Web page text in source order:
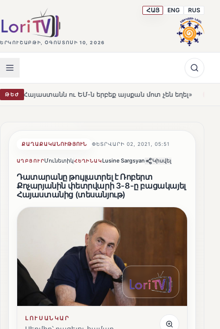
ԵՐԿՈՒՇԱԲԹԻ, ՕԳՈՍՏՈՍԻ 10, 2026
ՀԱՅ ENG RUS
ԹԵԺ
ու ԵՄ-ն երբեք այսքան մոտ չեն եղել» HOT Լեռնահովիտի
ՔԱՂԱՔԱԿԱՆՈՒԹՅՈՒՆ ՓԵՏՐՎԱՐԻ 02, 2021, 05:51
ԱՂԲՅՈՒՐՄունետիկՀԵՂԻՆԱԿLusine Sargsyan Կիսվել
Դատարանը թույլատրել է Ռոբերտ
Քոչարյանին փետրվարի 3-8-ը բացակայել
Հայաստանից (տեսանյութ)
ԼՈՒՍԱՆԿԱՐ